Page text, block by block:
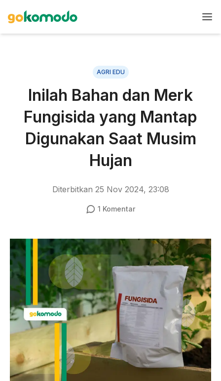
AGRI EDU
Inilah Bahan dan Merk
Fungisida yang Mantap
Digunakan Saat Musim
Hujan
Diterbitkan 25 Nov 2024, 23:08
1 Komentar